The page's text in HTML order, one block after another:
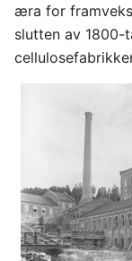
æra for
slutten av 1800-